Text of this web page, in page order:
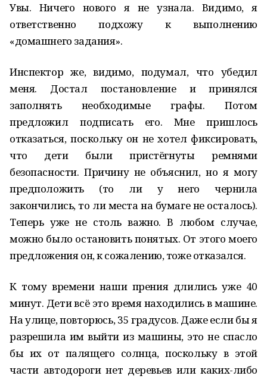
Увы. Ничего нового я не узнала. Видимо, я
ответственно подхожу к выполнению
«домашнего задания».
Инспектор же, видимо, подумал, что убедил
меня. Достал постановление и принялся
заполнять необходимые графы. Потом
предложил подписать его. Мне пришлось
отказаться, поскольку он не хотел фиксировать,
что дети были пристёгнуты ремнями
безопасности. Причину не объяснил, но я могу
предположить (то ли у него чернила
закончились, то ли места на бумаге не осталось).
Теперь уже не столь важно. В любом случае,
можно было остановить понятых. От этого моего
предложения он, к сожалению, тоже отказался.
К тому времени наши прения длились уже 40
минут. Дети всё это время находились в машине.
На улице, повторюсь, 35 градусов. Даже если бы я
разрешила им выйти из машины, это не спасло
бы их от палящего солнца, поскольку в этой
части автодороги нет деревьев или каких-либо